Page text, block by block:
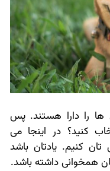
را دارا هستند. پس
کنید؟ در اینجا می
کنیم. یادتان باشد
همخوانی داشته باشد.